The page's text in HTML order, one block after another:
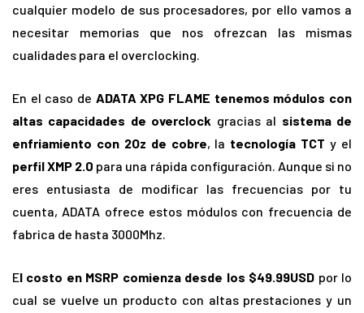
cualquier modelo de sus procesadores, por ello vamos a
necesitar memorias que nos ofrezcan las mismas
cualidades para el overclocking.
En el caso de ADATA XPG FLAME tenemos módulos con
altas capacidades de overclock gracias al sistema de
enfriamiento con 2Oz de cobre, la tecnología TCT y el
perfil XMP 2.0 para una rápida configuración. Aunque si no
eres entusiasta de modificar las frecuencias por tu
cuenta, ADATA ofrece estos módulos con frecuencia de
fabrica de hasta 3000Mhz.
El costo en MSRP comienza desde los $49.99USD por lo
cual se vuelve un producto con altas prestaciones y un